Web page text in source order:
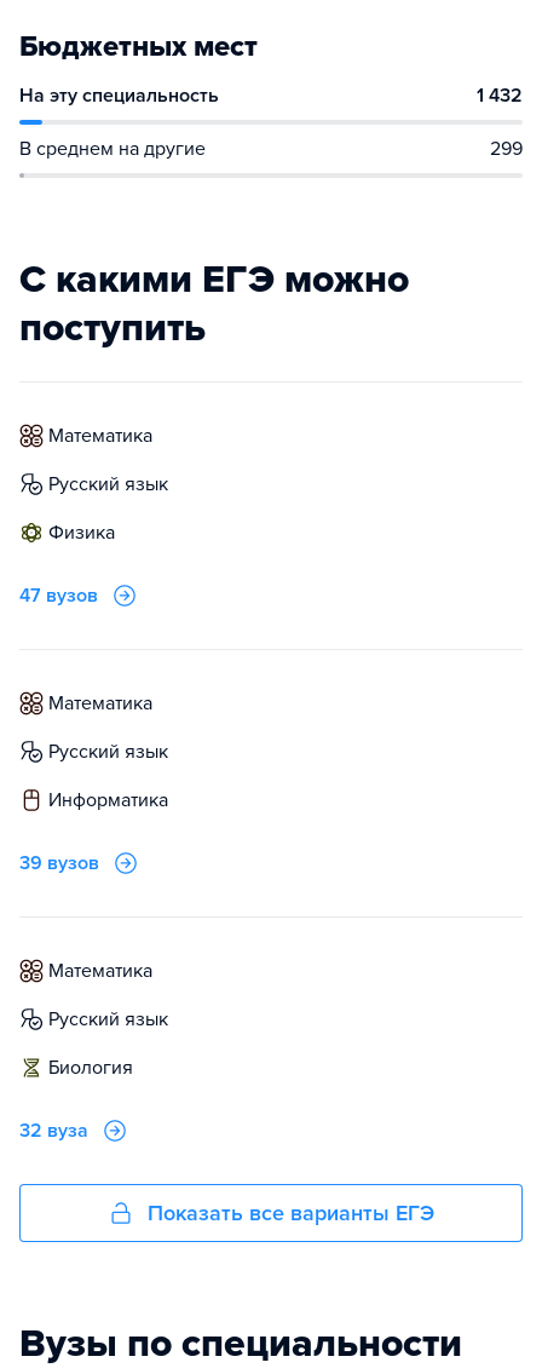
Бюджетных мест
На эту специальность 1 432
В среднем на другие 299
С какими ЕГЭ можно
поступить
математика
русский язык
физика
47 вузов
математика
русский язык
информатика
39 вузов
математика
русский язык
биология
32 вуза
Показать все варианты ЕГЭ
Вузы по специальности